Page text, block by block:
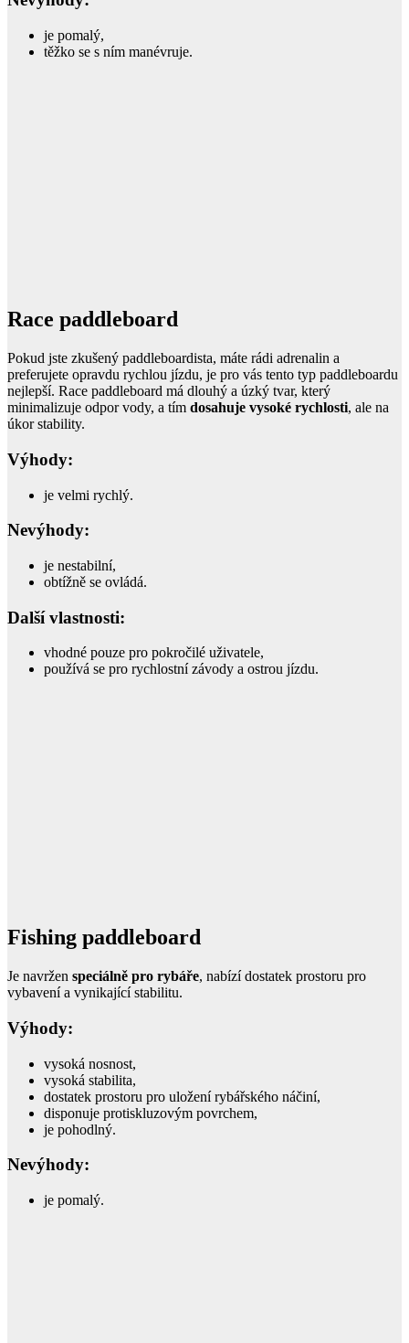
je pomalý,
těžko se s ním manévruje.
Race paddleboard
Pokud jste zkušený paddleboardista, máte rádi adrenalin a
preferujete opravdu rychlou jízdu, je pro vás tento typ paddleboardu
nejlepší. Race paddleboard má dlouhý a úzký tvar, který
minimalizuje odpor vody, a tím dosahuje vysoké rychlosti, ale na
úkor stability.
Výhody:
je velmi rychlý.
Nevýhody:
je nestabilní,
obtížně se ovládá.
Další vlastnosti:
vhodné pouze pro pokročilé uživatele,
používá se pro rychlostní závody a ostrou jízdu.
Fishing paddleboard
Je navržen speciálně pro rybáře, nabízí dostatek prostoru pro
vybavení a vynikající stabilitu.
Výhody:
vysoká nosnost,
vysoká stabilita,
dostatek prostoru pro uložení rybářského náčiní,
disponuje protiskluzovým povrchem,
je pohodlný.
Nevýhody:
je pomalý.